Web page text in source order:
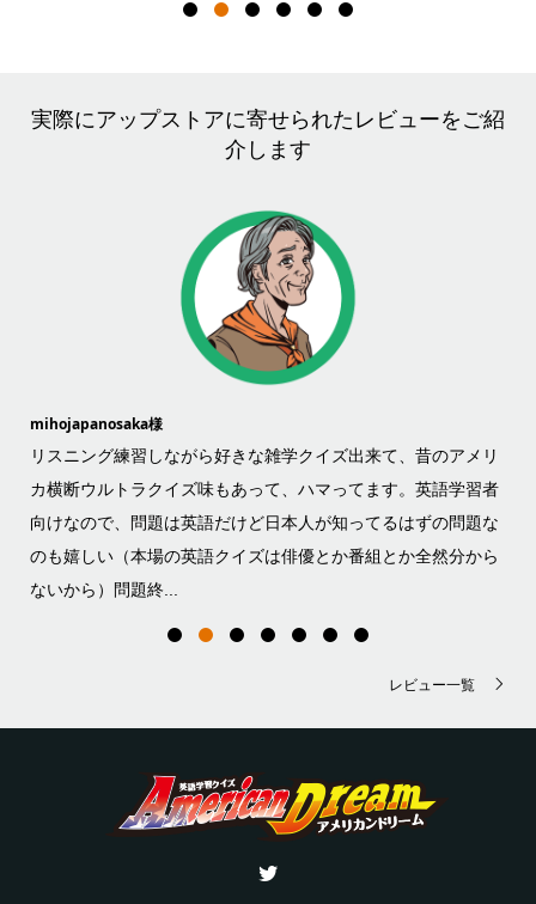
実際にアップストアに寄せられたレビューをご紹
介します
mihojapanosaka様
リスニング練習しながら好きな雑学クイズ出来て、昔のアメリ
カ横断ウルトラクイズ味もあって、ハマってます。英語学習者
向けなので、問題は英語だけど日本人が知ってるはずの問題な
のも嬉しい（本場の英語クイズは俳優とか番組とか全然分から
ないから）問題終...
レビュー一覧